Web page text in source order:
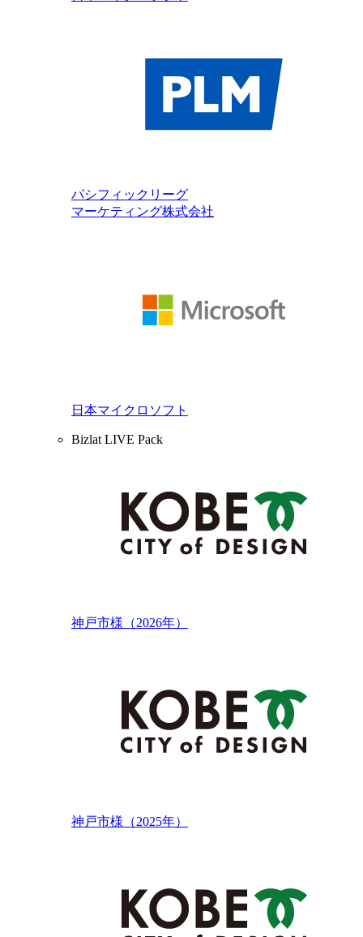
パシフィックリーグ
マーケティング株式会社
日本マイクロソフト
Bizlat LIVE Pack
神戸市様（2026年）
神戸市様（2025年）